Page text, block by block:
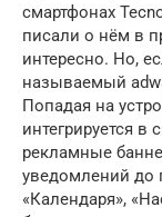
смартфонах
писали о нём в
интересно. Но,
называемый
Попадая на
интегрируется в
рекламные
уведомлений до
«Календаря»,